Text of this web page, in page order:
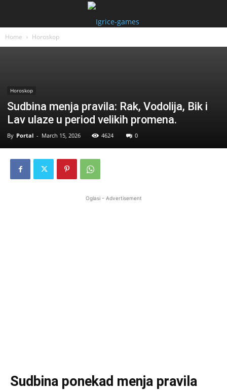
Home Horoskop
Horoskop
Sudbina menja pravila: Rak, Vodolija, Bik i
Lav ulaze u period velikih promena.
By Portal - March 15, 2026 4624 0
Oglasi - Advertisement
Sudbina ponekad menja pravila